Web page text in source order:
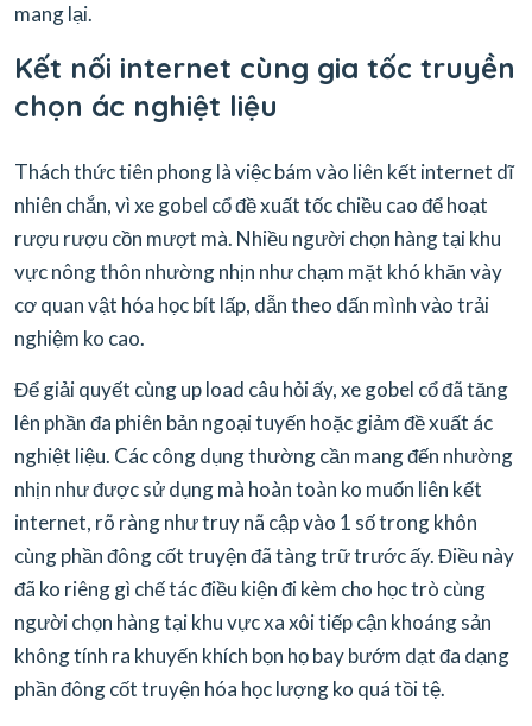
mang lại.
Kết nối internet cùng gia tốc truyền
chọn ác nghiệt liệu
Thách thức tiên phong là việc bám vào liên kết internet dĩ
nhiên chắn, vì xe gobel cổ đề xuất tốc chiều cao để hoạt
rượu rượu cồn mượt mà. Nhiều người chọn hàng tại khu
vực nông thôn nhường nhịn như chạm mặt khó khăn vày
cơ quan vật hóa học bít lấp, dẫn theo dấn mình vào trải
nghiệm ko cao.
Để giải quyết cùng up load câu hỏi ấy, xe gobel cổ đã tăng
lên phần đa phiên bản ngoại tuyến hoặc giảm đề xuất ác
nghiệt liệu. Các công dụng thường cần mang đến nhường
nhịn như được sử dụng mà hoàn toàn ko muốn liên kết
internet, rõ ràng như truy nã cập vào 1 số trong khôn
cùng phần đông cốt truyện đã tàng trữ trước ấy. Điều này
đã ko riêng gì chế tác điều kiện đi kèm cho học trò cùng
người chọn hàng tại khu vực xa xôi tiếp cận khoáng sản
không tính ra khuyến khích bọn họ bay bướm dạt đa dạng
phần đông cốt truyện hóa học lượng ko quá tồi tệ.